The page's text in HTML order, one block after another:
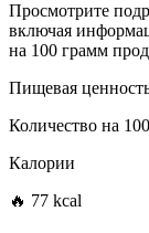
Просмотрите
включая
на 100 грамм
Пищевая
Количество на
Калории
🔥 77 kcal